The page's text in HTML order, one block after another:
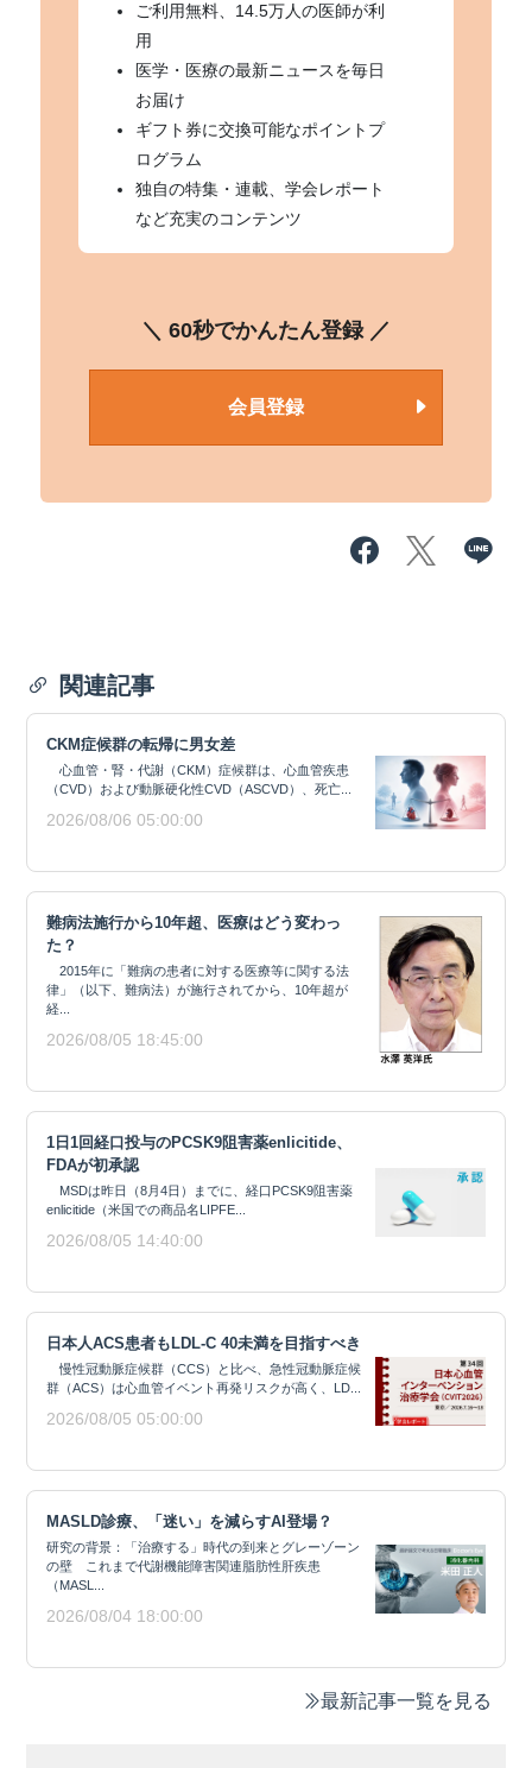
ご利用無料、14.5万人の医師が利
用
医学・医療の最新ニュースを毎日
お届け
ギフト券に交換可能なポイントプ
ログラム
独自の特集・連載、学会レポート
など充実のコンテンツ
＼ 60秒でかんたん登録 ／
会員登録
関連記事
CKM症候群の転帰に男女差
心血管・腎・代謝（CKM）症候群は、心血管疾患
（CVD）および動脈硬化性CVD（ASCVD）、死亡...
2026/08/06 05:00:00
難病法施行から10年超、医療はどう変わっ
た？
2015年に「難病の患者に対する医療等に関する法
律」（以下、難病法）が施行されてから、10年超が
経...
2026/08/05 18:45:00
1日1回経口投与のPCSK9阻害薬enlicitide、
FDAが初承認
MSDは昨日（8月4日）までに、経口PCSK9阻害薬
enlicitide（米国での商品名LIPFE...
2026/08/05 14:40:00
日本人ACS患者もLDL-C 40未満を目指すべき
慢性冠動脈症候群（CCS）と比べ、急性冠動脈症候
群（ACS）は心血管イベント再発リスクが高く、LD...
2026/08/05 05:00:00
MASLD診療、「迷い」を減らすAI登場？
研究の背景：「治療する」時代の到来とグレーゾーン
の壁 これまで代謝機能障害関連脂肪性肝疾患
（MASL...
2026/08/04 18:00:00
最新記事一覧を見る